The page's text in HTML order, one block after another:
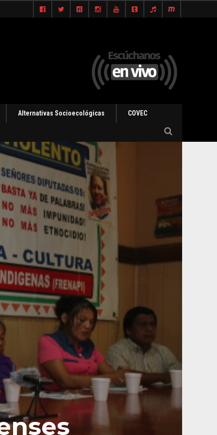
Alternativas Socioecológicas COVEC